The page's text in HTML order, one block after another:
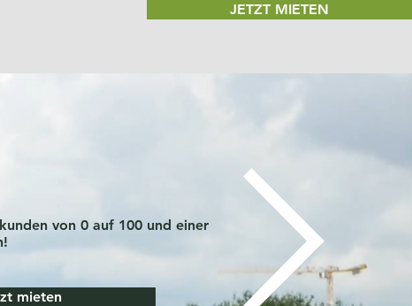
JETZT MIETEN
von 0 auf 100 und einer
mieten